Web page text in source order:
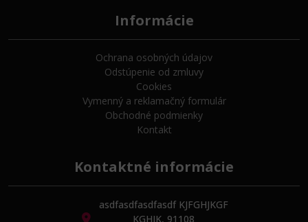
Informácie
Ochrana osobných údajov
Odstúpenie od zmluvy
Cookies
Vymenný a reklamačný formulár
Obchodné podmienky
Kontakt
Kontaktné informácie
asdfasdfasdfasdf KJFGHJKGF
KGHJK, 91108